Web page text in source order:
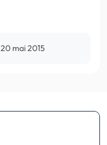
20 mai 2015